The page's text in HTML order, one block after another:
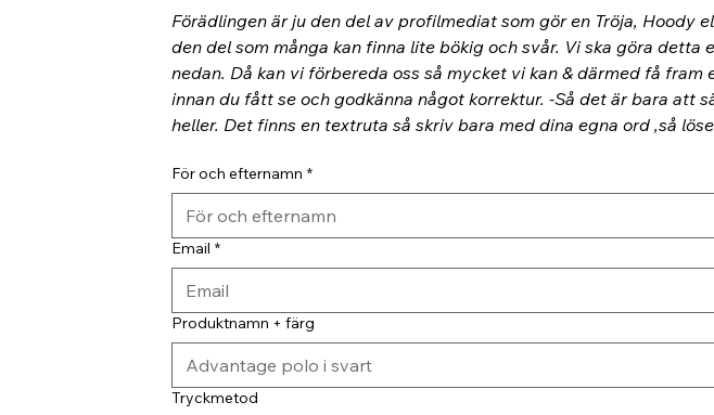
Förädlingen är ju den del av profilmediat som gör en Tröja, Hoody
den del som många kan finna lite bökig och svår. Vi ska göra
nedan. Då kan vi förbereda oss så mycket vi kan & därmed få
innan du fått se och godkänna något korrektur. -Så det är bara
heller. Det finns en textruta så skriv bara med dina egna ord ,så
För och efternamn *
Email *
Produktnamn + färg
Tryckmetod